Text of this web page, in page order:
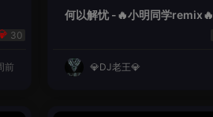
30
前
何以解忧 -🔥小明同学remix🔥
💎DJ老王💎